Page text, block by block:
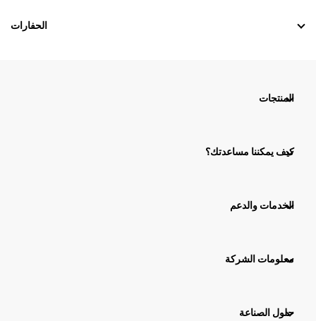
الحفارات
المنتجات
كيف يمكننا مساعدتك؟
الخدمات والدعم
معلومات الشركة
حلول الصناعة